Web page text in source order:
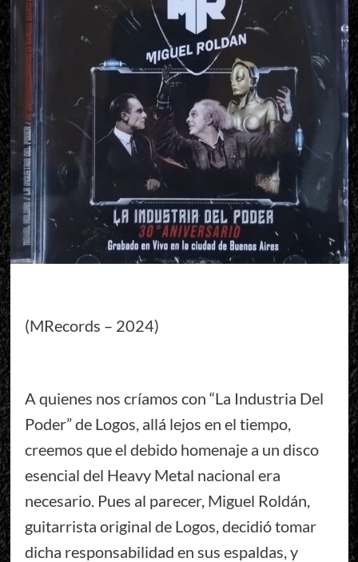
(MRecords – 2024)
A quienes nos críamos con “La Industria Del
Poder” de Logos, allá lejos en el tiempo,
creemos que el debido homenaje a un disco
esencial del Heavy Metal nacional era
necesario. Pues al parecer, Miguel Roldán,
guitarrista original de Logos, decidió tomar
dicha responsabilidad en sus espaldas, y